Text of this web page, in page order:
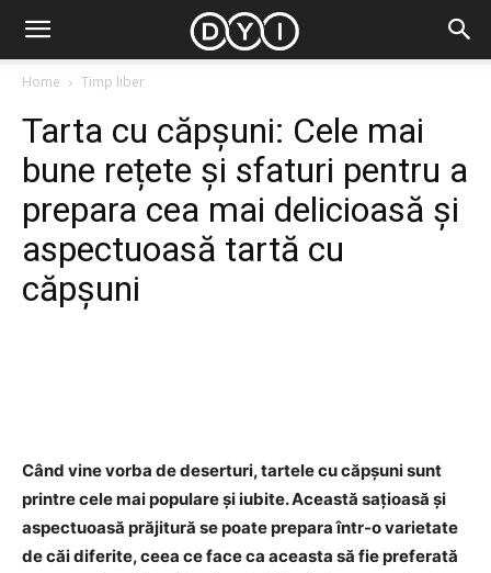
Home Timp liber
Tarta cu căpșuni: Cele mai
bune rețete și sfaturi pentru a
prepara cea mai delicioasă și
aspectuoasă tartă cu
căpșuni
Când vine vorba de deserturi, tartele cu căpșuni sunt
printre cele mai populare și iubite. Această sațioasă și
aspectuoasă prăjitură se poate prepara într-o varietate
de căi diferite, ceea ce face ca aceasta să fie preferată